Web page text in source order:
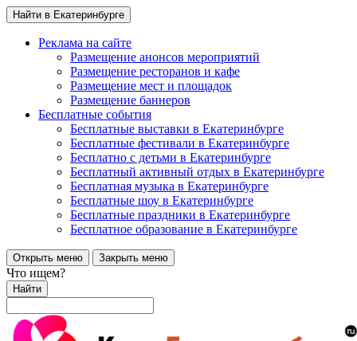
Найти в Екатеринбурге
Реклама на сайте
Размещение анонсов мероприятий
Размещение ресторанов и кафе
Размещение мест и площадок
Размещение баннеров
Бесплатные события
Бесплатные выставки в Екатеринбурге
Бесплатные фестивали в Екатеринбурге
Бесплатно с детьми в Екатеринбурге
Бесплатный активный отдых в Екатеринбурге
Бесплатная музыка в Екатеринбурге
Бесплатные шоу в Екатеринбурге
Бесплатные праздники в Екатеринбурге
Бесплатное образование в Екатеринбурге
Открыть меню Закрыть меню
Что ищем?
Найти